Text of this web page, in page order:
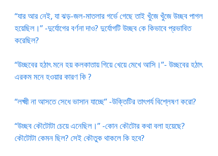
“যার আর নেই, যা ঝড়-জল-মাতলার গর্ভে গেছে তাই খুঁজে খুঁজে উচ্ছব পাগল
হয়েছিল।” -দুর্যোগের বর্ণনা দাও? দুর্যোগটি উচ্ছব কে কিভাবে প্রভাবিত
করেছিল?
“উচ্ছবের হঠাৎ মনে হয় কলকাতায় গিয়ে খেয়ে মেখে আসি।”- উচ্ছবের হঠাৎ
এরকম মনে হওয়ার কারণ কি ?
“লক্ষ্মী না আসতে সেধে ভাসান যাচ্ছে” -উক্তিটির তাৎপর্য বিশ্লেষণ করো?
“উচ্ছব কৌটোটা চেয়ে এনেছিল।” -কোন কৌটোর কথা বলা হয়েছে?
কৌটোটা কেমন ছিল? সেই কৌতুক থাকলে কি হবে?